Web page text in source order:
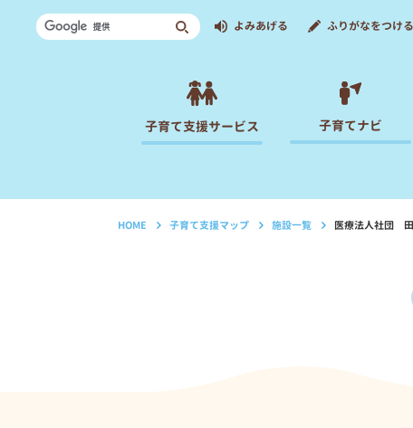
よみあげる ふりがなをつける
子育て支援サービス 子育てナビ
HOME 子育て支援マップ 施設一覧 医療法人社団